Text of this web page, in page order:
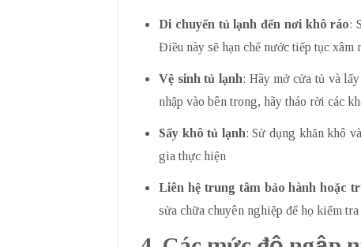
Di chuyển tủ lạnh đến nơi khô ráo:
Điều này sẽ hạn chế nước tiếp tục xâm
Vệ sinh tủ lạnh: Hãy mở cửa tủ và
nhập vào bên trong, hãy tháo rời các
Sấy khô tủ lạnh: Sử dụng khăn khô
gia thực hiện
Liên hệ trung tâm bảo hành hoặc
sửa chữa chuyên nghiệp để họ kiểm